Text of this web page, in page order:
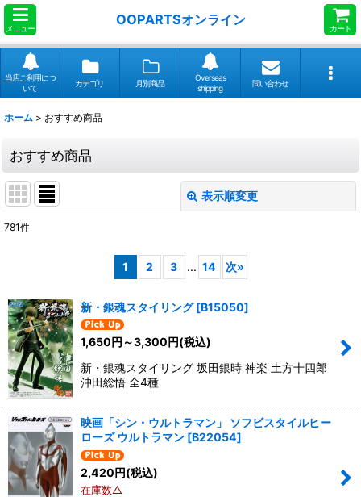
メニュー
OOPARTSオンライン
カート
当店ご利用につ
いて
カテゴリ 月別商品
Overseas
shipping
問い合わせ
ホーム > おすすめ商品
おすすめ商品
表示順変更
781件
1 2 3 ... 14 次»
新・銀魂スタイリング [B15050]
1,650円 ～3,300円(税込)
新・銀魂スタイリング 坂田銀時 神楽 土方十四郎
沖田総悟 全4種
映画「シン・ウルトラマン」 ソフビスタイルヒー
ローズ ウルトラマン [B22054]
2,420円(税込)
在庫数△